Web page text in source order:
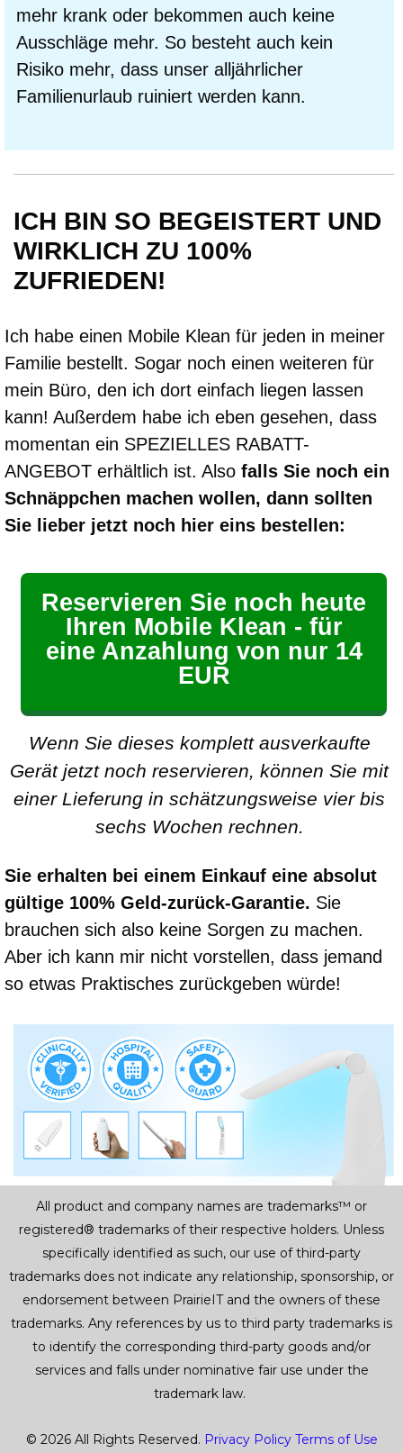
mehr krank oder bekommen auch keine
Ausschläge mehr. So besteht auch kein
Risiko mehr, dass unser alljährlicher
Familienurlaub ruiniert werden kann.
ICH BIN SO BEGEISTERT UND
WIRKLICH ZU 100%
ZUFRIEDEN!
Ich habe einen Mobile Klean für jeden in meiner
Familie bestellt. Sogar noch einen weiteren für
mein Büro, den ich dort einfach liegen lassen
kann! Außerdem habe ich eben gesehen, dass
momentan ein SPEZIELLES RABATT-
ANGEBOT erhältlich ist. Also falls Sie noch ein
Schnäppchen machen wollen, dann sollten
Sie lieber jetzt noch hier eins bestellen:
Reservieren Sie noch heute
Ihren Mobile Klean - für
eine Anzahlung von nur 14
EUR
Wenn Sie dieses komplett ausverkaufte
Gerät jetzt noch reservieren, können Sie mit
einer Lieferung in schätzungsweise vier bis
sechs Wochen rechnen.
Sie erhalten bei einem Einkauf eine absolut
gültige 100% Geld-zurück-Garantie. Sie
brauchen sich also keine Sorgen zu machen.
Aber ich kann mir nicht vorstellen, dass jemand
so etwas Praktisches zurückgeben würde!
All product and company names are trademarks™ or
registered® trademarks of their respective holders. Unless
specifically identified as such, our use of third-party
trademarks does not indicate any relationship, sponsorship, or
endorsement between PrairieIT and the owners of these
trademarks. Any references by us to third party trademarks is
to identify the corresponding third-party goods and/or
services and falls under nominative fair use under the
trademark law.
© 2026 All Rights Reserved. Privacy Policy Terms of Use